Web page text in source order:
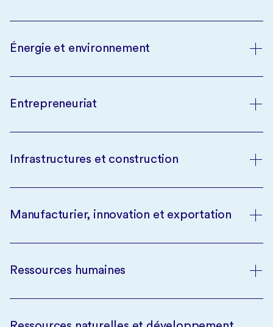
Énergie et environnement
Entrepreneuriat
Infrastructures et construction
Manufacturier, innovation et exportation
Ressources humaines